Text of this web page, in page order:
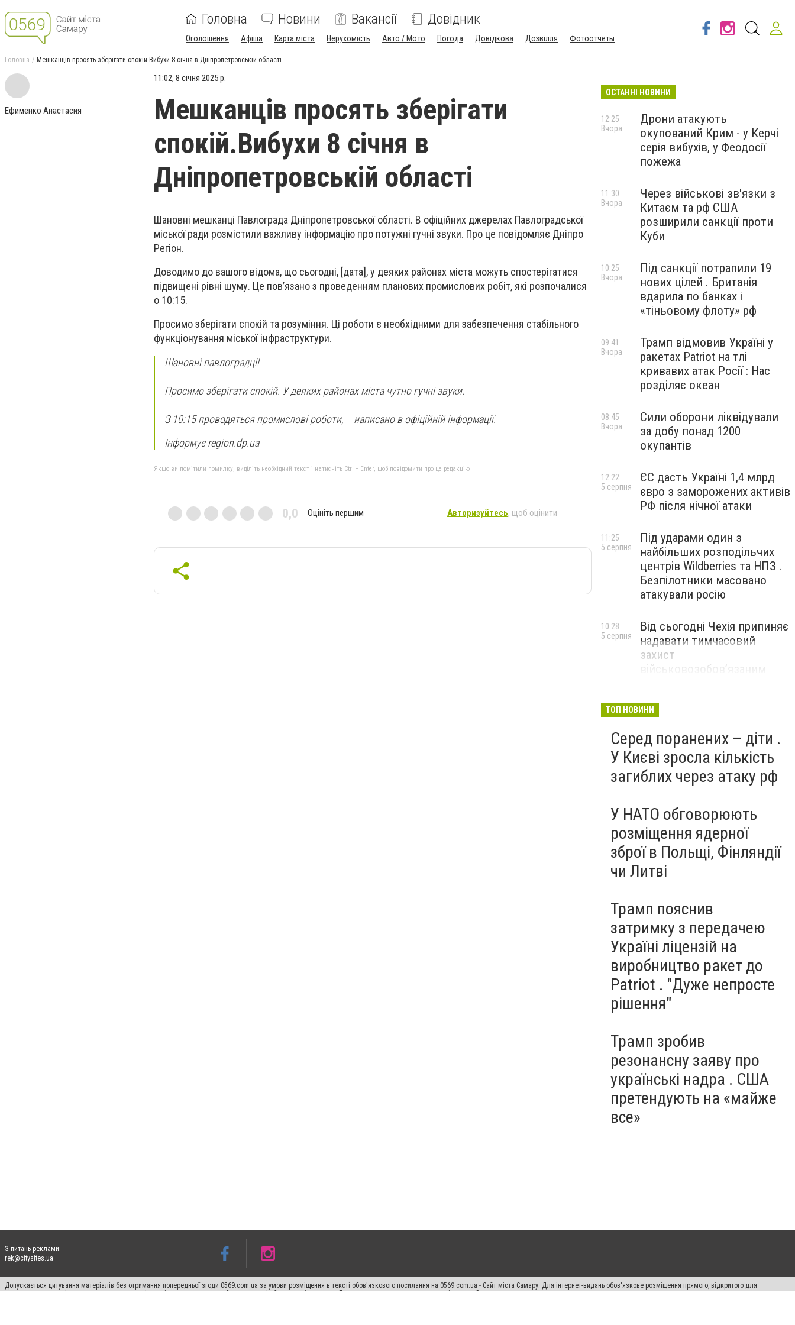
Головна Новини Вакансії Довідник
Оголошення Афіша Карта міста Нерухомість Авто / Мото Погода Довідкова Дозвілля Фотоотчеты
Головна Мешканців просять зберігати спокій.Вибухи 8 січня в Дніпропетровській області
Ефименко Анастасия
11:02, 8 січня 2025 р.
Мешканців просять зберігати
спокій.Вибухи 8 січня в
Дніпропетровській області
Шановні мешканці Павлограда Дніпропетровської області. В офіційних джерелах Павлоградської
міської ради розмістили важливу інформацію про потужні гучні звуки. Про це повідомляє Дніпро
Регіон.
Доводимо до вашого відома, що сьогодні, [дата], у деяких районах міста можуть спостерігатися
підвищені рівні шуму. Це пов’язано з проведенням планових промислових робіт, які розпочалися
о 10:15.
Просимо зберігати спокій та розуміння. Ці роботи є необхідними для забезпечення стабільного
функціонування міської інфраструктури.
Шановні павлоградці!
Просимо зберігати спокій. У деяких районах міста чутно гучні звуки.
З 10:15 проводяться промислові роботи, – написано в офіційній інформації.
Інформує region.dp.ua
Якщо ви помітили помилку, виділіть необхідний текст і натисніть Ctrl + Enter, щоб повідомити про це редакцію
0,0 Оцініть першим Авторизуйтесь, щоб оцінити
ОСТАННІ НОВИНИ
Дрони атакують
окупований Крим - у Керчі
серія вибухів, у Феодосії
пожежа
12:25
Вчора
Через військові зв'язки з
Китаєм та рф США
розширили санкції проти
Куби
11:30
Вчора
Під санкції потрапили 19
нових цілей . Британія
вдарила по банках і
«тіньовому флоту» рф
10:25
Вчора
Трамп відмовив Україні у
ракетах Patriot на тлі
кривавих атак Росії : Нас
розділяє океан
09:41
Вчора
Сили оборони ліквідували
за добу понад 1200
окупантів
08:45
Вчора
ЄС дасть Україні 1,4 млрд
євро з заморожених активів
РФ після нічної атаки
12:22
5 серпня
Під ударами один з
найбільших розподільчих
центрів Wildberries та НПЗ .
Безпілотники масовано
атакували росію
11:25
5 серпня
Від сьогодні Чехія припиняє
надавати тимчасовий
захист
військовозобов’язаним
10:28
5 серпня
ТОП НОВИНИ
Серед поранених – діти .
У Києві зросла кількість
загиблих через атаку рф
У НАТО обговорюють
розміщення ядерної
зброї в Польщі, Фінляндії
чи Литві
Трамп пояснив
затримку з передачею
Україні ліцензій на
виробництво ракет до
Patriot . "Дуже непросте
рішення"
Трамп зробив
резонансну заяву про
українські надра . США
претендують на «майже
все»
З питань реклами:
rek@citysites.ua
Допускається цитування матеріалів без отримання попередньої згоди 0569.com.ua за умови розміщення в тексті обов'язкового посилання на 0569.com.ua - Сайт міста Самару. Для інтернет-видань обов'язкове розміщення прямого, відкритого для
пошукових систем гіперпосилання на цитовані статті не нижче другого абзацу в тексті або в якості джерела. Порушення виняткових прав переслідується Законом.